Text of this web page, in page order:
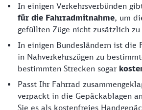
In einigen Verkehrsverbünden
für die Fahrradmitnahme, um
gefüllten Züge nicht zusätzlich
In einigen Bundesländern ist die
in Nahverkehrszügen zu
bestimmten Strecken sogar
Passt Ihr Fahrrad
verpackt in die Gepäckablagen
Sie es als kostenfreies